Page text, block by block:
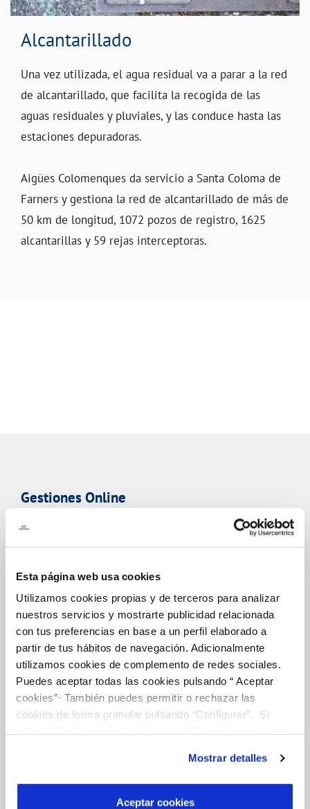
Esta página web usa cookies
Utilizamos cookies propias y de terceros para analizar
nuestros servicios y mostrarte publicidad relacionada
con tus preferencias en base a un perfil elaborado a
partir de tus hábitos de navegación. Adicionalmente
utilizamos cookies de complemento de redes sociales.
Puedes aceptar todas las cookies pulsando “ Aceptar
cookies”· También puedes permitir o rechazar las
cookies de forma granular pulsando “Configurar”. Si
son indispensables para que el sitio web funcione y que
por tanto no se pueden desactivar. Puedes consultar
más información en nuestraPolítica de Cookies
Mostrar detalles
Aceptar cookies
Alcantarillado
Una vez utilizada, el agua residual va a parar a la red
de alcantarillado, que facilita la recogida de las
aguas residuales y pluviales, y las conduce hasta las
estaciones depuradoras.
Aigües Colomenques da servicio a Santa Coloma de
Farners y gestiona la red de alcantarillado de más de
50 km de longitud, 1072 pozos de registro, 1625
alcantarillas y 59 rejas interceptoras.
Gestiones Online
FACTURAS, PAGOS Y CONSUMOS
CONTRATOS
MODIFICACIÓN DE DATOS
INCIDENCIAS
TODAS LAS GESTIONES
OTRAS GESTIONES